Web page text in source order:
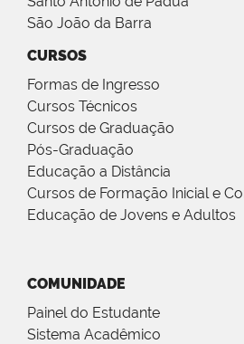
São João da Barra
CURSOS
Formas de Ingresso
Cursos Técnicos
Cursos de Graduação
Pós-Graduação
Educação a Distância
Cursos de Formação Inicial e
Educação de Jovens e Adultos
COMUNIDADE
Painel do Estudante
Sistema Acadêmico